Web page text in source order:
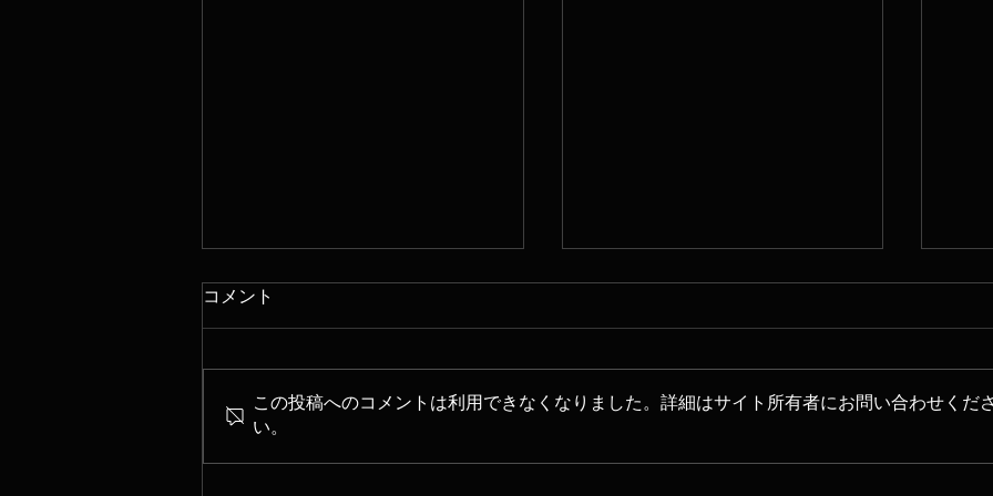
東急ジルベスタ―コンサート
辻彩
コメント
この投稿へのコメントは利用できなくなりました。詳細はサイト所有者にお問い合わせくださ
い。